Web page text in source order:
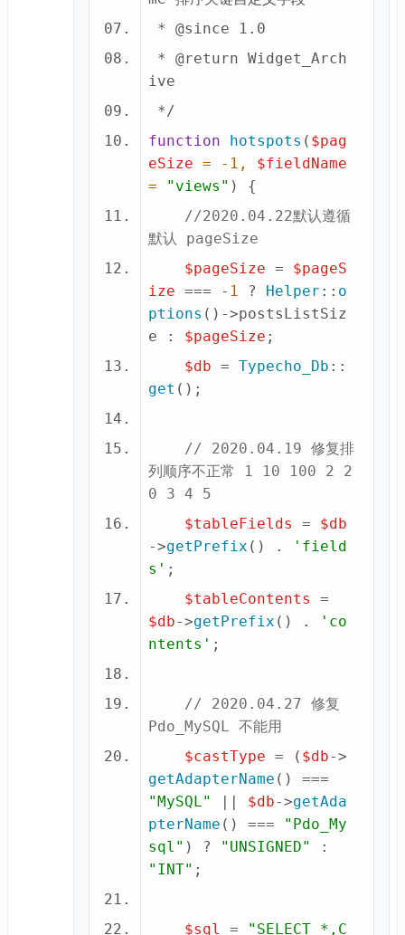
* @since
* @return Widget_Arch
function
hotspots ( $pag
eSize = - 1 , $fieldName
=
"views" )
//2020.04.22默认遵循
默认 pageSize
$pageSize = $pageS
ize === - 1 ? Helper :: o
ptions ()->postsListSiz
e : $pageSize
$db = Typecho_Db ::
get
// 2020.04.19 修复排
列顺序不正常 1 10 100 2 2
0 3 4 5
$tableFields
= $db
->getPrefix () .
'field
s'
$tableContents
$db->getPrefix () .
'co
ntents'
// 2020.04.27 修复
Pdo_MySQL 不能用
$castType = ( $db->
getAdapterName
"MySQL"
|| $db->getAda
pterName () ===
"Pdo_My
sql" ) ? "UNSIGNED"
"INT"
$sql =
"SELECT *,C